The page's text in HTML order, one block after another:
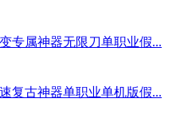
专属神器无限刀单职业假...
复古神器单职业单机版假...